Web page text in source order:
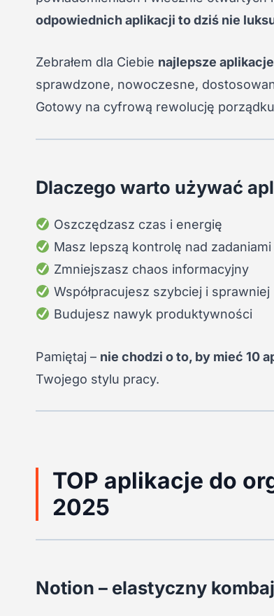
odpowiednich aplikacji to dziś nie
Zebrałem dla Ciebie najlepsze
sprawdzone, nowoczesne,
Gotowy na cyfrową rewolucję
Dlaczego warto używać
Oszczędzasz czas i energię
Masz lepszą kontrolę nad zadaniami
Zmniejszasz chaos informacyjny
Współpracujesz szybciej i sprawniej
Budujesz nawyk produktywności
Pamiętaj – nie chodzi o to, by mieć 10
Twojego stylu pracy.
TOP aplikacje do
2025
Notion – elastyczny